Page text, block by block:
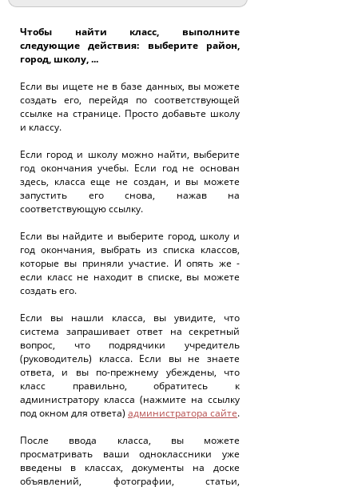
Чтобы найти класс, выполните
следующие действия: выберите район,
город, школу, ...
Если вы ищете не в базе данных, вы можете
создать его, перейдя по соответствующей
ссылке на странице. Просто добавьте школу
и классу.
Если город и школу можно найти, выберите
год окончания учебы. Если год не основан
здесь, класса еще не создан, и вы можете
запустить его снова, нажав на
соответствующую ссылку.
Если вы найдите и выберите город, школу и
год окончания, выбрать из списка классов,
которые вы приняли участие. И опять же -
если класс не находит в списке, вы можете
создать его.
Если вы нашли класса, вы увидите, что
система запрашивает ответ на секретный
вопрос, что подрядчики учредитель
(руководитель) класса. Если вы не знаете
ответа, и вы по-прежнему убеждены, что
класс правильно, обратитесь к
администратору класса (нажмите на ссылку
под окном для ответа) администратора сайте.
После ввода класса, вы можете
просматривать ваши одноклассники уже
введены в классах, документы на доске
объявлений, фотографии, статьи,